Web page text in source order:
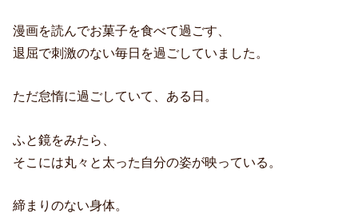
漫画を読んでお菓子を食べて過ごす、
退屈で刺激のない毎日を過ごしていました。
ただ怠惰に過ごしていて、ある日。
ふと鏡をみたら、
そこには丸々と太った自分の姿が映っている。
締まりのない身体。